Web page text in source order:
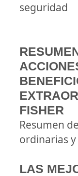
seguridad
FISHER
Resumen
ordinarias
LAS